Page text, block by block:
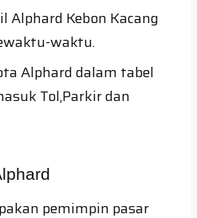
Alphard Kebon Kacang
waktu.
Alphard dalam tabel
Tol,Parkir dan
pemimpin pasar